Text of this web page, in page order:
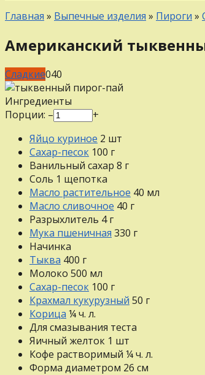
Главная » Выпечные изделия » Пироги »
Американский
Сладкие040
Ингредиенты
Порции: –
+
Яйцо куриное 2 шт
Сахар-песок 100 г
Ванильный сахар 8 г
Соль 1 щепотка
Масло растительное 40 мл
Масло сливочное 40 г
Разрыхлитель 4г
Мука пшеничная 330 г
Начинка
Тыква 400 г
Молоко 500 мл
Сахар-песок 100 г
Крахмал кукурузный 50 г
Корица ¼ч. л.
Для смазывания теста
Яичный желток 1 шт
Кофе растворимый ¼ч. л.
Форма диаметром 26 см